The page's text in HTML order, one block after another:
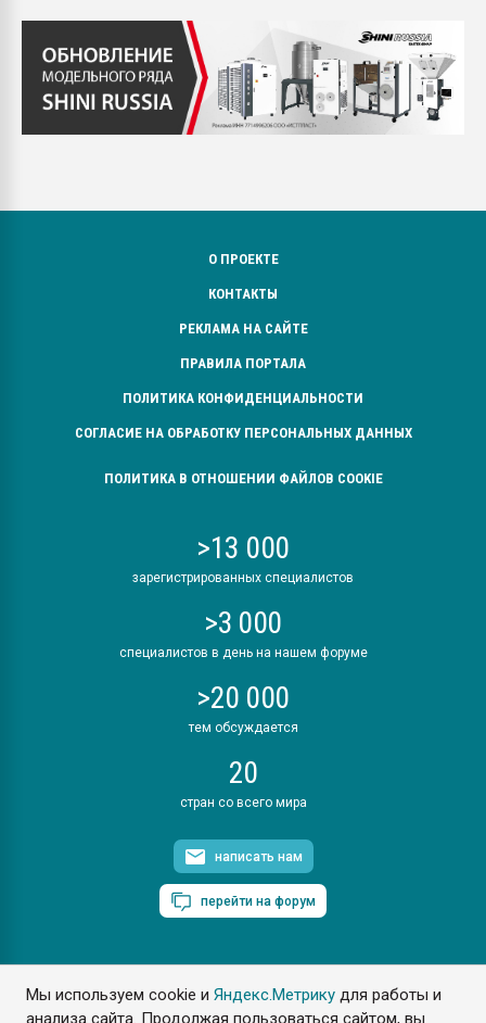
Мы используем cookie иЯндекс.Метрику для работы и
анализа сайта. Продолжая пользоваться сайтом, вы
О ПРОЕКТЕ
КОНТАКТЫ
РЕКЛАМА НА САЙТЕ
ПРАВИЛА ПОРТАЛА
ПОЛИТИКА КОНФИДЕНЦИАЛЬНОСТИ
СОГЛАСИЕ НА ОБРАБОТКУ ПЕРСОНАЛЬНЫХ ДАННЫХ
ПОЛИТИКА В ОТНОШЕНИИ ФАЙЛОВ COOKIE
>13 000
зарегистрированных специалистов
>3 000
специалистов в день на нашем форуме
>20 000
тем обсуждается
20
стран со всего мира
написать нам
перейти на форум
ПластЭксперт © 2006. Все права защищены
Разрешается копирование материалов сайта с обязательной